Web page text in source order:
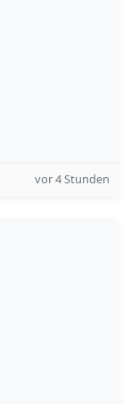
vor 4 Stunden